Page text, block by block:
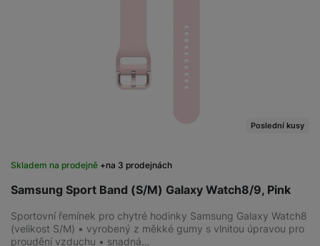
Tyto cookies nám umožňují měření výkonu našeho webu i
našich reklamních kampaní. Jejich pomocí určujeme počet
návštěv a zdroje návštěv našich internetových stránek. Data
získaná pomocí těchto cookies zpracováváme souhrnně a
abychom vás neobtěžovali nevhodnou
Marketingové cookies používáme my nebo naši partneři,
Samsung Sport Band (S/M) Galaxy Watch8/9, Pink
Skladem na prodejně na 3 prodejnách
Poslední kusy
Sportovní řemínek pro chytré hodinky Samsung Galaxy Watch8
(velikost S/M) • vyrobený z měkké gumy s vlnitou úpravou pro
proudění vzduchu • snadná…